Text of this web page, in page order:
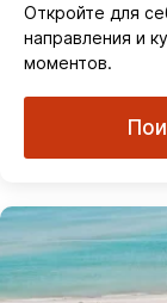
Откройте для
направления и
моментов.